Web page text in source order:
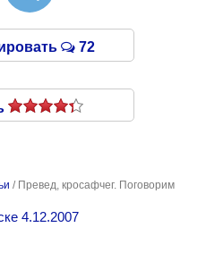
72
/ Превед, кросафчег. Поговорим
4.12.2007